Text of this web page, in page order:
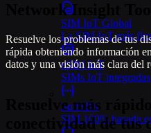
SIM IoT Global
La SIM IoT más
eSIM IoT
SIMs IoT integradas
SoftSIM
SIM 100% basada
Network Insight
Resuelve los problemas de tus
rápida obteniendo información
datos y una visión más clara del
Resuelve más
conectividad de tus